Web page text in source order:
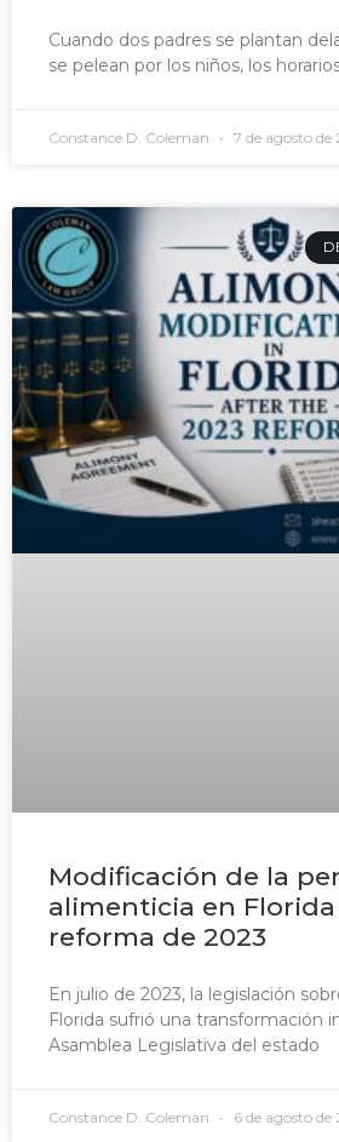
Cuando dos padres se plantan
se pelean por los niños, los
Constance D. Coleman 7 de agosto de
Modificación de la
alimenticia en Florida
reforma de 2023
En julio de 2023, la legislación
Florida sufrió una transformación
Asamblea Legislativa del estado
Constance D. Coleman 6 de agosto de